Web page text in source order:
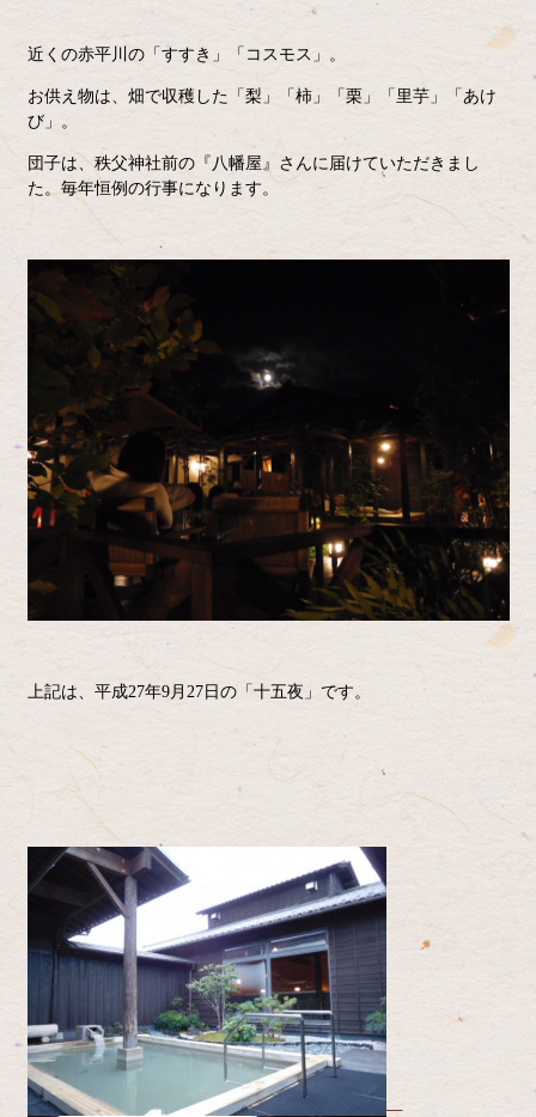
近くの赤平川の「すすき」「コスモス」。
お供え物は、畑で収穫した「梨」「柿」「栗」「里芋」「あけ
び」。
団子は、秩父神社前の『八幡屋』さんに届けていただきまし
た。毎年恒例の行事になります。
上記は、平成27年9月27日の「十五夜」です。